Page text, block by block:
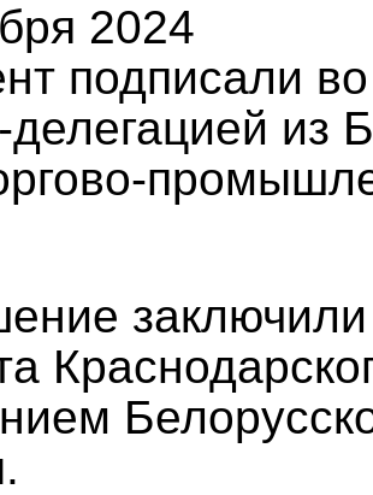
2024
подписали
делегацией из